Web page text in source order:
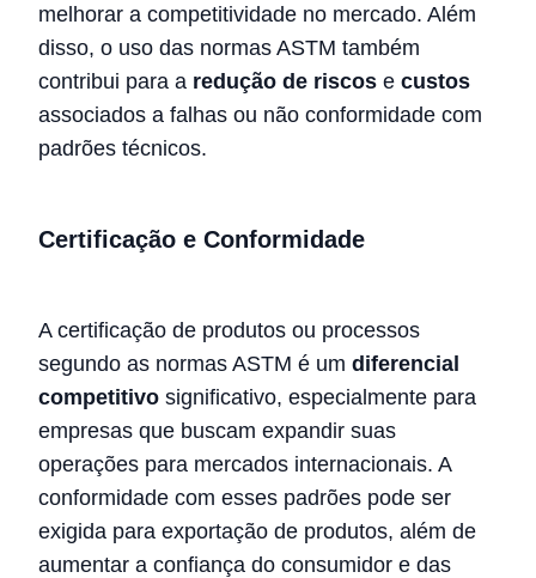
melhorar a competitividade no mercado. Além
disso, o uso das normas ASTM também
contribui para a redução de riscos e custos
associados a falhas ou não conformidade com
padrões técnicos.
Certificação e Conformidade
A certificação de produtos ou processos
segundo as normas ASTM é um diferencial
competitivo significativo, especialmente para
empresas que buscam expandir suas
operações para mercados internacionais. A
conformidade com esses padrões pode ser
exigida para exportação de produtos, além de
aumentar a confiança do consumidor e das